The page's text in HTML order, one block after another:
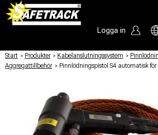
Logga in
Start / Produkter / Kabelanslutningssystem /
Aggregattillbehör / Pinnlödningspistol S4 automatisk för